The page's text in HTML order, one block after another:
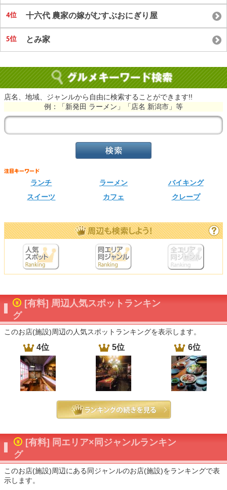
十六代 農家の嫁がむすぶおにぎり屋
とみ家
店名、地域、ジャンルから自由に検索することができます!!
例：「新発田 ラーメン」「店名 新潟市」等
ランチ ラーメン
バイキング
スイーツ
カフェ クレープ
[有料] 周辺人気スポットランキン
グ
このお店(施設)周辺の人気スポットランキングを表示します。
4位 5位 6位
[有料] 同エリア×同ジャンルランキン
グ
このお店(施設)周辺にある同ジャンルのお店(施設)をランキングで表
示します。